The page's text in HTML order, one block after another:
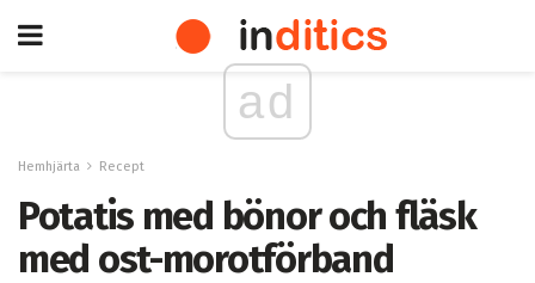
ad
Hemhjärta Recept
Potatis med bönor och fläsk
med ost-morotförband